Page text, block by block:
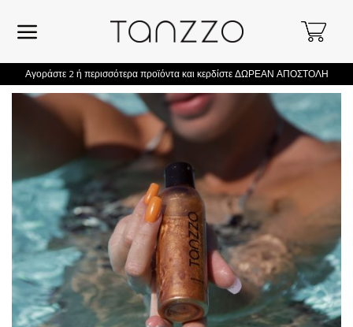
content
Αγοράστε 2 ή περισσότερα προϊόντα και κερδίστε ΔΩΡΕΑΝ ΑΠΟΣΤΟΛΗ